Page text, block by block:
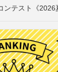
ンテスト《2026